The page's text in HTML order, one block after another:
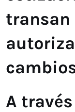
transan
A